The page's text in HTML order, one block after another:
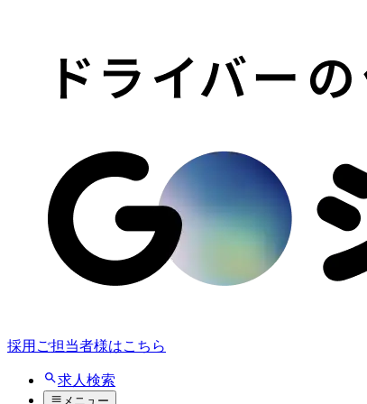
採用ご担当者様はこちら
求人検索
メニュー